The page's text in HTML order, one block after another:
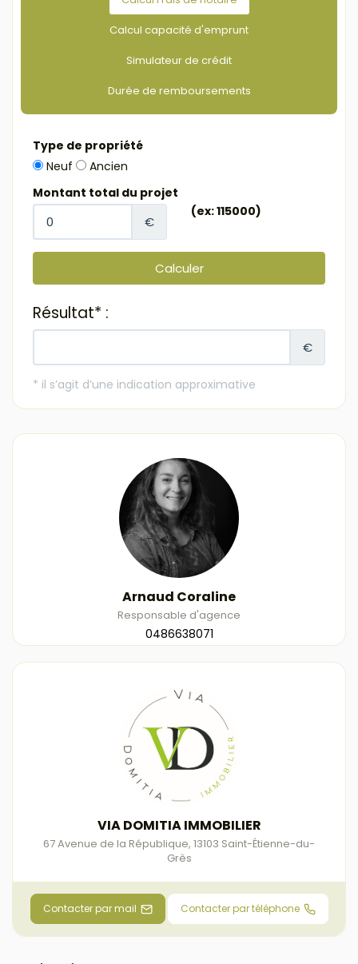
Calcul capacité d'emprunt
Simulateur de crédit
Durée de remboursements
Arnaud Coraline
Responsable d'agence
0486638071
VIA DOMITIA IMMOBILIER
67 Avenue de la République, 13103 Saint-Étienne-du-
Grès
Contacter par mail Contacter par téléphone